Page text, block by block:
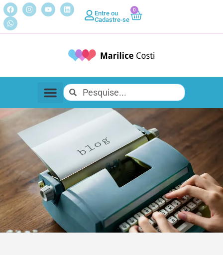
Entre ou
Cadastre-se
0